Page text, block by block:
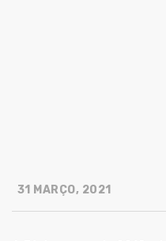
31 MARÇO, 2021